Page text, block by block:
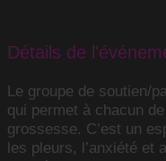
Détails de
Le groupe de soutien/
qui permet à chacun
grossesse. C’est un
les pleurs, l’anxiété et